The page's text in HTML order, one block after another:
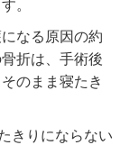
。
なる原因の約
折は、手術後
のまま寝たき
きりにならない